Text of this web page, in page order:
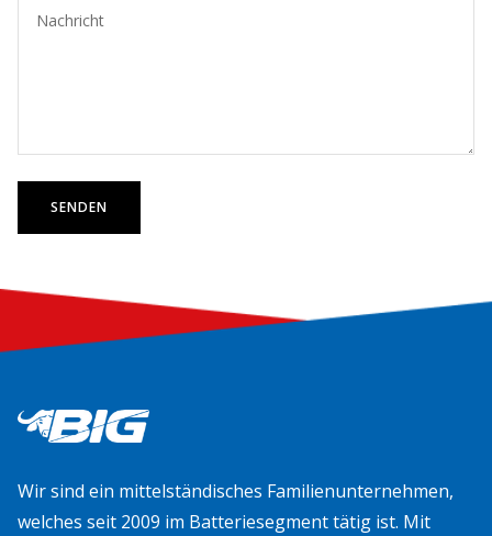
Nachricht
SENDEN
Wir sind ein mittelständisches Familienunternehmen,
welches seit 2009 im Batteriesegment tätig ist. Mit